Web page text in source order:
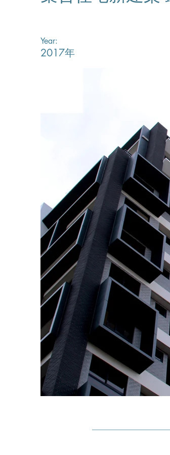
Year:
2017年